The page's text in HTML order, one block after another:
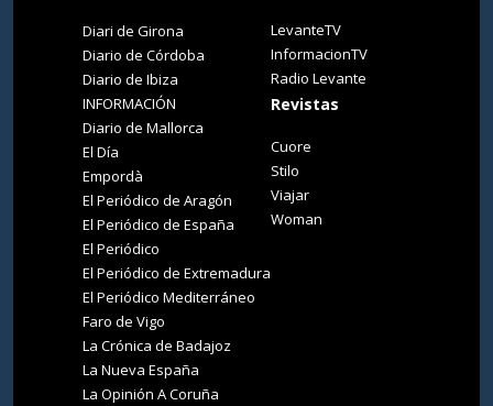
Diari de Girona
Diario de Córdoba
Diario de Ibiza
INFORMACIÓN
Diario de Mallorca
El Día
Empordà
El Periódico de Aragón
El Periódico de España
El Periódico
El Periódico de Extremadura
El Periódico Mediterráneo
Faro de Vigo
La Crónica de Badajoz
La Nueva España
La Opinión A Coruña
LevanteTV
InformacionTV
Radio Levante
Revistas
Cuore
Stilo
Viajar
Woman